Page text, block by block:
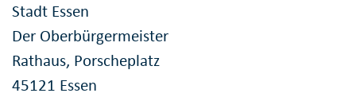
Stadt Essen
Der Oberbürgermeister
Rathaus, Porscheplatz
45121 Essen